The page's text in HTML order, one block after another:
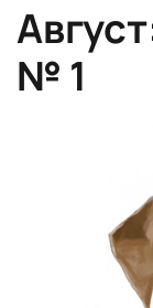
№ 1